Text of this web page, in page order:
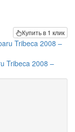
Купить в 1 клик
Tribeca 2008 –